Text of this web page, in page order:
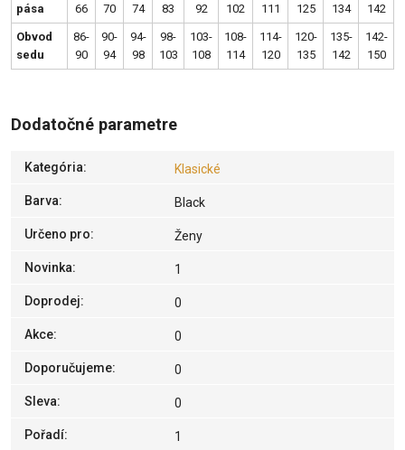
pása
66
70
74
83
92
102
111
125
134
142
Obvod
sedu
86-
90
90-
94
94-
98
98-
103
103-
108
108-
114
114-
120
120-
135
135-
142
142-
150
Dodatočné parametre
Kategória: Klasické
Barva: Black
Určeno pro: Ženy
Novinka: 1
Doprodej: 0
Akce: 0
Doporučujeme: 0
Sleva: 0
Pořadí: 1